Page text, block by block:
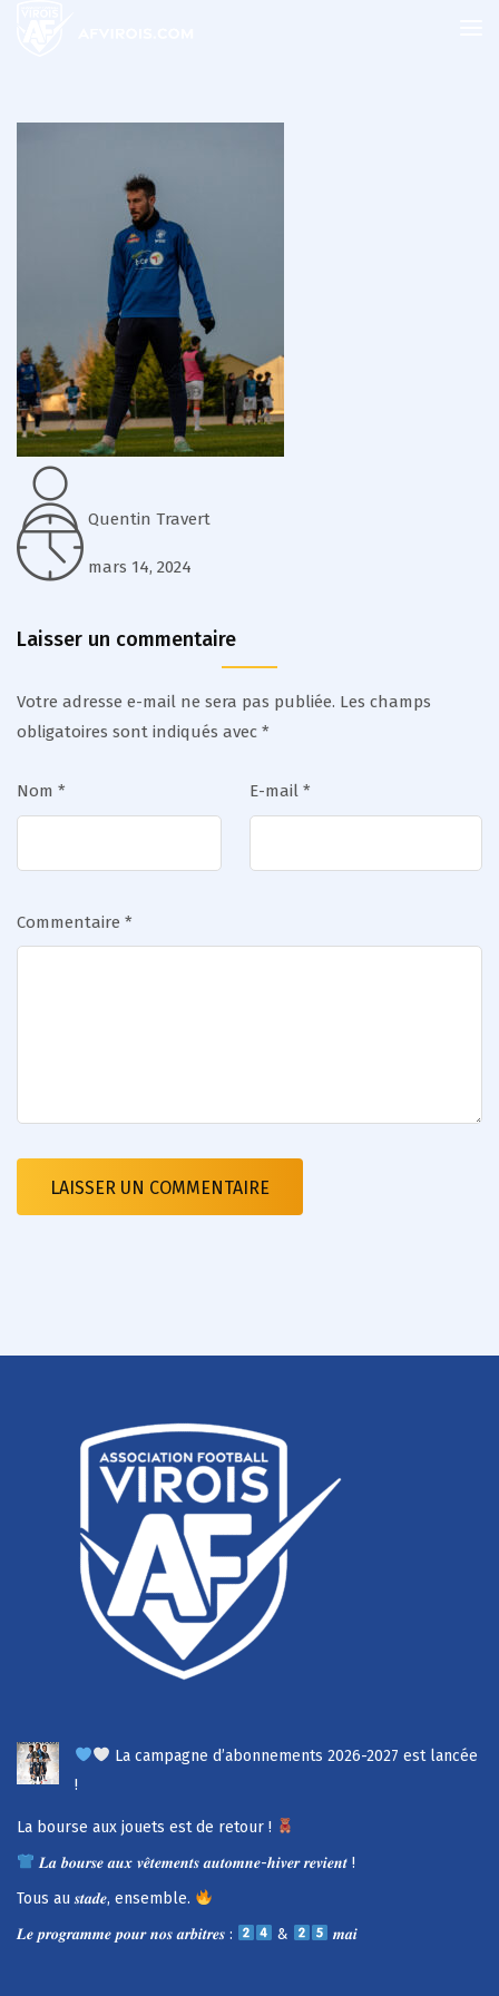
Quentin Travert
mars 14, 2024
Laisser un commentaire
Votre adresse e-mail ne sera pas publiée. Les champs
obligatoires sont indiqués avec *
Nom * E-mail *
Commentaire *
La campagne d’abonnements 2026-2027 est lancée
!
La bourse aux jouets est de retour !
𝑳𝒂 𝒃𝒐𝒖𝒓𝒔𝒆 𝒂𝒖𝒙 𝒗𝒆̂𝒕𝒆𝒎𝒆𝒏𝒕𝒔 𝒂𝒖𝒕𝒐𝒎𝒏𝒆-𝒉𝒊𝒗𝒆𝒓 𝒓𝒆𝒗𝒊𝒆𝒏𝒕 !
Tous au 𝒔𝒕𝒂𝒅𝒆, ensemble.
𝑳𝒆 𝒑𝒓𝒐𝒈𝒓𝒂𝒎𝒎𝒆 𝒑𝒐𝒖𝒓 𝒏𝒐𝒔 𝒂𝒓𝒃𝒊𝒕𝒓𝒆𝒔 :
& 𝒎𝒂𝒊